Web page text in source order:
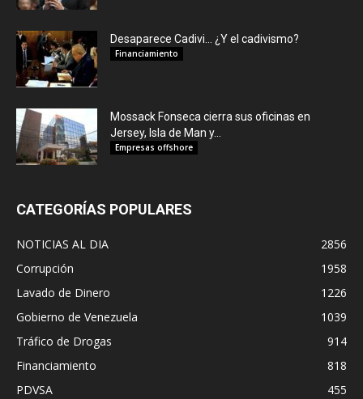
Desaparece Cadivi… ¿Y el cadivismo?
Financiamiento
Mossack Fonseca cierra sus oficinas en
Jersey, Isla de Man y...
Empresas offshore
CATEGORÍAS POPULARES
NOTICIAS AL DIA
2856
Corrupción
1958
Lavado de Dinero
1226
Gobierno de Venezuela
1039
Tráfico de Drogas
914
Financiamiento
818
PDVSA
455